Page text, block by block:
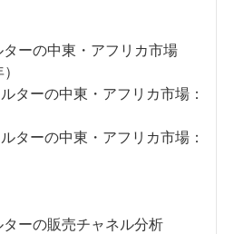
ーの中東・アフリカ市場
ターの中東・アフリカ市場：
ターの中東・アフリカ市場：
ーの販売チャネル分析